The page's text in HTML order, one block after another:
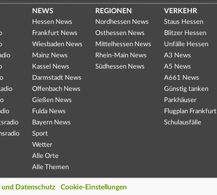
NEWS
Hessen News
Frankfurt News
Wiesbaden News
Mainz News
Kassel News
Darmstadt News
Offenbach News
Gießen News
Fulda News
Bayern News
Sport
Wetter
Alle Orte
Alle Themen
REGIONEN
Nordhessen News
Osthessen News
Mittelhessen News
Rhein-Main News
Südhessen News
VERKEHR
Staus Hessen
Blitzer Hessen
Unfälle Hessen
A3 News
A5 News
A661 News
Günstig tanken
Parkhäuser
Flugplan Frankfurt
Schulausfälle
und Datenschutz Cookie-Einstellungen